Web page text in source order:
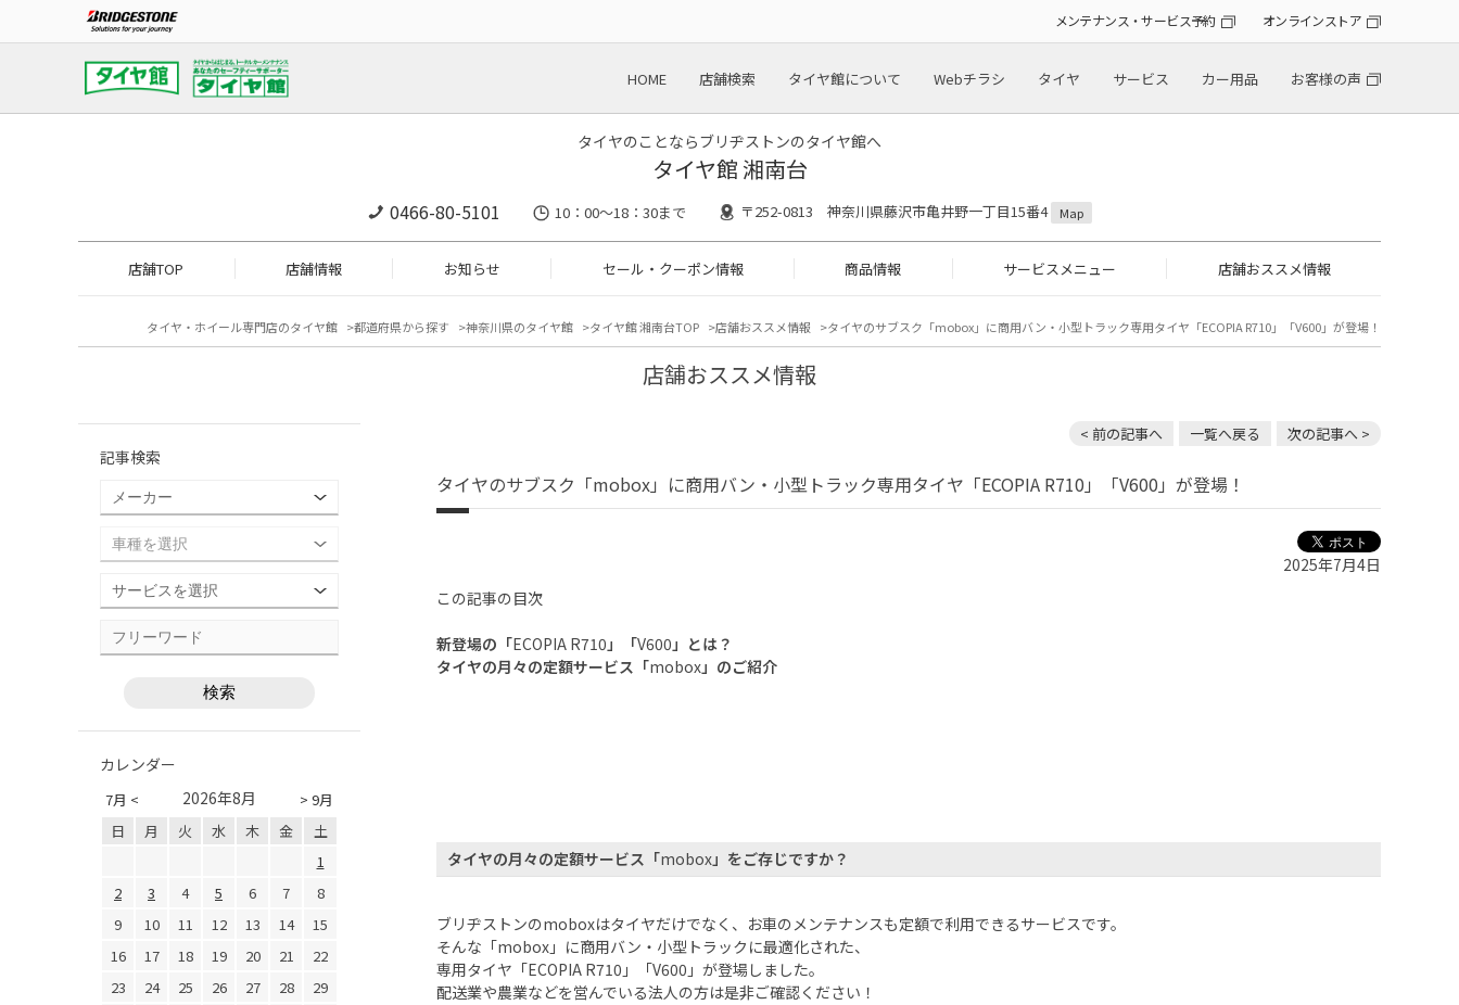
メンテナンス・サービス予約 オンラインストア
HOME 店舗検索 タイヤ館について Webチラシ タイヤ サービス カー用品 お客様の声
タイヤのことならブリヂストンのタイヤ館へ
タイヤ館 湘南台
0466-80-5101 10：00～18：30まで 〒252-0813 神奈川県藤沢市亀井野一丁目15番4 Map
店舗TOP 店舗情報 お知らせ セール・クーポン情報 商品情報 サービスメニュー 店舗おススメ情報
タイヤ・ホイール専門店のタイヤ館 都道府県から探す 神奈川県のタイヤ館 タイヤ館 湘南台TOP 店舗おススメ情報 タイヤのサブスク「mobox」に商用バン・小型トラック専用タイヤ「ECOPIA R710」「V600」が登場！
店舗おススメ情報
< 前の記事へ 一覧へ戻る 次の記事へ >
タイヤのサブスク「mobox」に商用バン・小型トラック専用タイヤ「ECOPIA R710」「V600」が登場！
2025年7月4日
この記事の目次
新登場の「ECOPIA R710」「V600」とは？
タイヤの月々の定額サービス「mobox」のご紹介
タイヤの月々の定額サービス「mobox」をご存じですか？
ブリヂストンのmoboxはタイヤだけでなく、お車のメンテナンスも定額で利用できるサービスです。
そんな「mobox 」に商用バン・小型トラックに最適化された、
専用タイヤ「ECOPIA R710 」「V600 」が登場しました。
配送業や農業などを営んでいる法人の方は是非ご確認ください！
記事検索
カレンダー
7月 < > 9月
2026年8月
日 月 火 水 木 金
土
1
2
3 4 5 6 7
8
9
10 11 12 13 14
15
16
17 18 19 20 21
22
23
24 25 26 27 28
29